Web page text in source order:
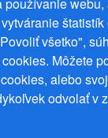
všetko",
Môžete
alebo
odvolať v
Bc. Žaneta
IČ 08993033, DIČ
© 2026PuzzleWebs